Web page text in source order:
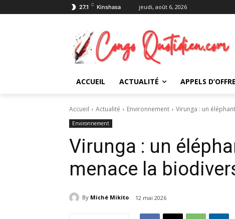
27.1 C Kinshasa jeudi, août 6, 2026
ACCUEIL ACTUALITÉ APPELS
Accueil Actualité Environnement Virunga : un
Environnement
Virunga : un
menace la
By Miché Mikito 12 mai 2026